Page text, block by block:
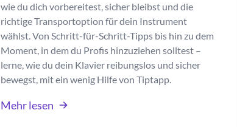
wie du dich vorbereitest, sicher bleibst und die
richtige Transportoption für dein Instrument
wählst. Von Schritt-für-Schritt-Tipps bis hin zu dem
Moment, in dem du Profis hinzuziehen solltest –
lerne, wie du dein Klavier reibungslos und sicher
bewegst, mit ein wenig Hilfe von Tiptapp.
Mehr lesen